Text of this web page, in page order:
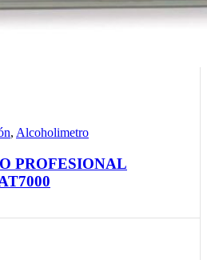
, Alcoholimetro
PROFESIONAL